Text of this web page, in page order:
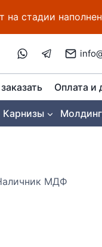
на стадии
Оплата и
Карнизы
МДФ